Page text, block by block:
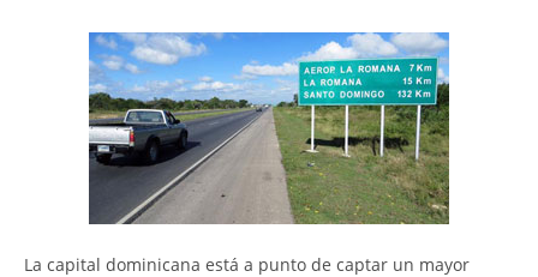
La capital dominicana está a punto de captar un mayor